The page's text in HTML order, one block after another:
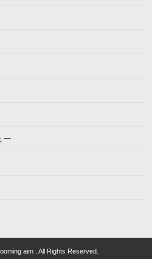
ー
aim . All Rights Reserved.